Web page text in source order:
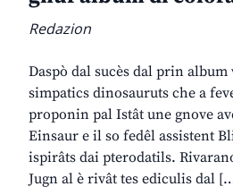
Redazion
Daspò dal sucès dal prin
simpatics dinosauruts che a
proponin pal Istât une gnove
Einsaur e il so fedêl assistent
ispirâts dai pterodatils.
Jugn al è rivât tes ediculis dal